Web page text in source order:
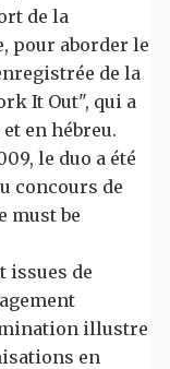
de la
pour aborder le
de la
It Out", qui a
en hébreu.
le duo a été
concours de
must be
issues de
illustre
en